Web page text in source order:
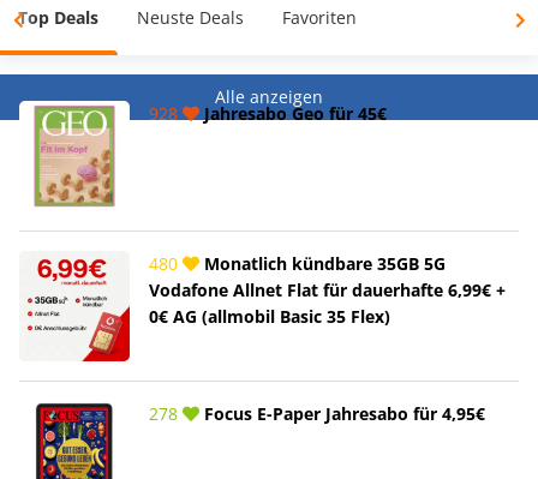
Top Deals Neuste Deals Favoriten
Alle anzeigen
928 Jahresabo Geo für 45€
480
Monatlich kündbare 35GB 5G
Vodafone Allnet Flat für dauerhafte 6,99€ +
0€ AG (allmobil Basic 35 Flex)
278 Focus E-Paper Jahresabo für 4,95€